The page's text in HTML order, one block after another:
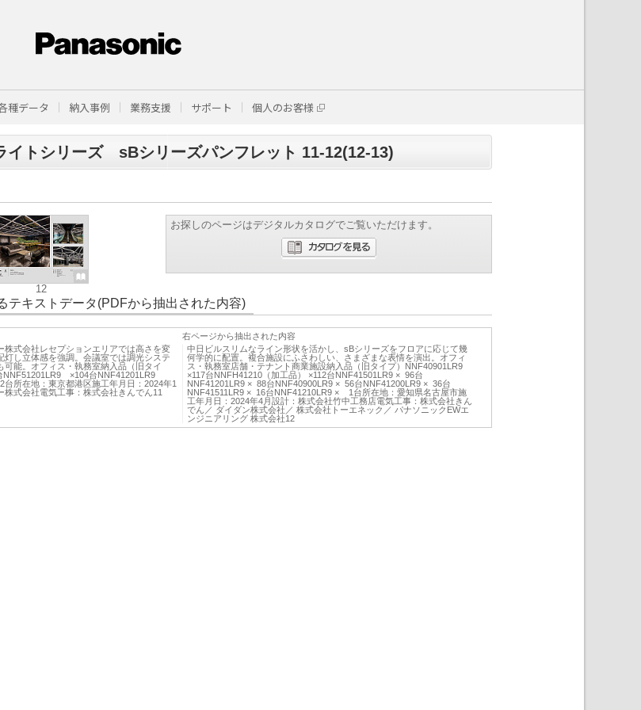
種データ 納入事例 業務支援 サポート 個人のお客様
イトシリーズ sBシリーズパンフレット 11-12(12-13)
12
お探しのページはデジタルカタログでご覧いただけます。
テキストデータ(PDFから抽出された内容)
株式会社レセプションエリアでは高さを変
灯し立体感を強調。会議室では調光システ
可能。オフィス・執務室納入品（旧タイ
NNF51201LR9 ×104台NNF41201LR9
所在地：東京都港区施工年月日：2024年1
株式会社電気工事：株式会社きんでん11
右ページから抽出された内容
中日ビルスリムなライン形状を活かし、sBシリーズをフロアに応じて幾
何学的に配置。複合施設にふさわしい、さまざまな表情を演出。オフィ
ス・執務室店舗・テナント商業施設納入品（旧タイプ）NNF40901LR9
×117台NNFH41210（加工品） ×112台NNF41501LR9 × 96台
NNF41201LR9 × 88台NNF40900LR9 × 56台NNF41200LR9 × 36台
NNF41511LR9 × 16台NNF41210LR9 × 1台所在地：愛知県名古屋市施
工年月日：2024年4月設計：株式会社竹中工務店電気工事：株式会社きん
でん／ ダイダン株式会社／ 株式会社トーエネック／ パナソニックEWエ
ンジニアリング 株式会社12